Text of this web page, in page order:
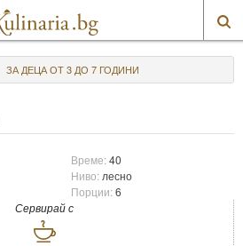
ЗА ДЕЦА ОТ 3 ДО 7 ГОДИНИ
Време:40
Ниво: лесно
Порции:6
Сервирай с